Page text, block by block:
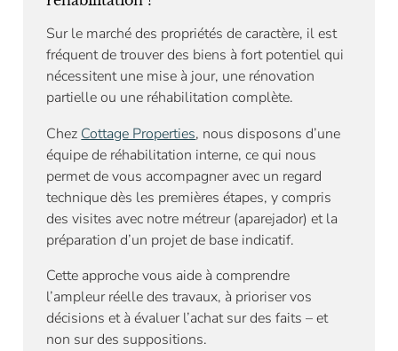
Sur le marché des propriétés de caractère, il est
fréquent de trouver des biens à fort potentiel qui
nécessitent une mise à jour, une rénovation
partielle ou une réhabilitation complète.
Chez Cottage Properties, nous disposons d’une
équipe de réhabilitation interne, ce qui nous
permet de vous accompagner avec un regard
technique dès les premières étapes, y compris
des visites avec notre métreur (aparejador) et la
préparation d’un projet de base indicatif.
Cette approche vous aide à comprendre
l’ampleur réelle des travaux, à prioriser vos
décisions et à évaluer l’achat sur des faits – et
non sur des suppositions.